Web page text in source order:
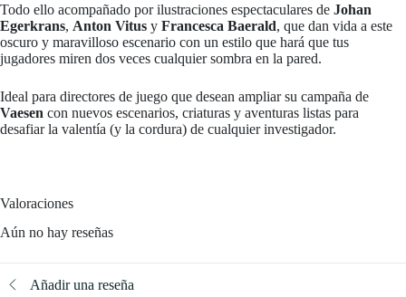
Todo ello acompañado por ilustraciones espectaculares de Johan
Egerkrans, Anton Vitus y Francesca Baerald, que dan vida a este
oscuro y maravilloso escenario con un estilo que hará que tus
jugadores miren dos veces cualquier sombra en la pared.
Ideal para directores de juego que desean ampliar su campaña de
Vaesen con nuevos escenarios, criaturas y aventuras listas para
desafiar la valentía (y la cordura) de cualquier investigador.
Valoraciones
Aún no hay reseñas
Añadir una reseña